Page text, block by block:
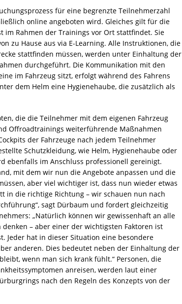
für eine begrenzte Teilnehmerzahl
online angeboten wird. Gleiches gilt für die
im Rahmen der Trainings vor Ort stattfindet. Sie
zu Hause aus via E-Learning. Alle Instruktionen, die
stattfinden müssen, werden unter Einhaltung der
durchgeführt. Die Kommunikation mit den
im Fahrzeug sitzt, erfolgt während des Fahrens
dem Helm eine Hygienehaube, die zusätzlich als
die die Teilnehmer mit dem eigenen Fahrzeug
Offroadtrainings weiterführende Maßnahmen
der Fahrzeuge nach jedem Teilnehmer
Schutzkleidung, wie Helm, Hygienehaube oder
ebenfalls im Anschluss professionell gereinigt.
mit dem wir nun die Angebote anpassen und die
aber viel wichtiger ist, dass nun wieder etwas
in die richtige Richtung – wir schauen nun nach
sagt Dürbaum und fordert gleichzeitig
„Natürlich können wir gewissenhaft an alle
– aber einer der wichtigsten Faktoren ist
Jeder hat in dieser Situation eine besondere
anderen. Dies bedeutet neben der Einhaltung der
wenn man sich krank fühlt.“ Personen, die
anreisen, werden laut einer
nach den Regeln des Konzepts von der